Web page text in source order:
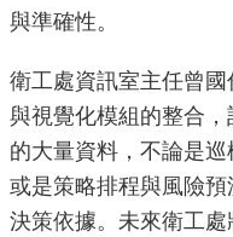
覽
回
首
頁
English
與準確性。
衛工處資訊室主任曾
與視覺化模組的整合
的大量資料，不論是巡
或是策略排程與風險
決策依據。未來衛工